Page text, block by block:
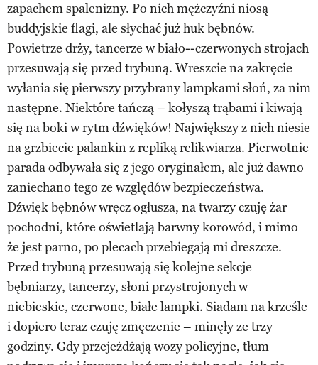
zapachem spalenizny. Po nich mężczyźni niosą
buddyjskie flagi, ale słychać już huk bębnów.
Powietrze drży, tancerze w biało--czerwonych strojach
przesuwają się przed trybuną. Wreszcie na zakręcie
wyłania się pierwszy przybrany lampkami słoń, za nim
następne. Niektóre tańczą – kołyszą trąbami i kiwają
się na boki w rytm dźwięków! Największy z nich niesie
na grzbiecie palankin z repliką relikwiarza. Pierwotnie
parada odbywała się z jego oryginałem, ale już dawno
zaniechano tego ze względów bezpieczeństwa.
Dźwięk bębnów wręcz ogłusza, na twarzy czuję żar
pochodni, które oświetlają barwny korowód, i mimo
że jest parno, po plecach przebiegają mi dreszcze.
Przed trybuną przesuwają się kolejne sekcje
bębniarzy, tancerzy, słoni przystrojonych w
niebieskie, czerwone, białe lampki. Siadam na krześle
i dopiero teraz czuję zmęczenie – minęły ze trzy
godziny. Gdy przejeżdżają wozy policyjne, tłum